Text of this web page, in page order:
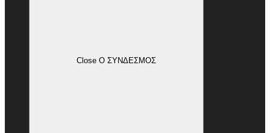
Close Ο ΣΥΝΔΕΣΜΟΣ